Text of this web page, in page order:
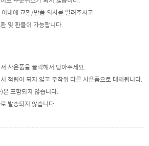
내에 교환/반품 의사를 알려주시고
및 환불이 가능합니다.
사은품을 클릭해서 담아주세요.
적립이 되지 않고 무작위 다른 사은품으로 대체됩니다.
포함되지 않습니다.
발송되지 않습니다.